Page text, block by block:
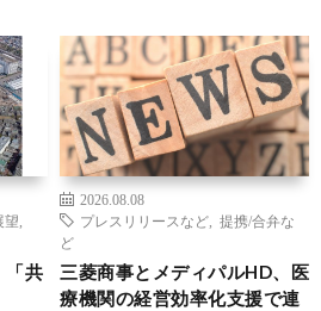
望
「共
2026.08.08
プレスリリースなど
提携/合弁な
ど
三菱商事とメディパルHD、医
療機関の経営効率化支援で連